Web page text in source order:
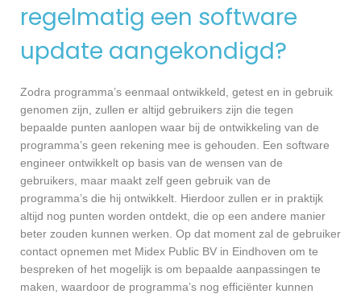
regelmatig een software
update aangekondigd?
Zodra programma’s eenmaal ontwikkeld, getest en in gebruik
genomen zijn, zullen er altijd gebruikers zijn die tegen
bepaalde punten aanlopen waar bij de ontwikkeling van de
programma’s geen rekening mee is gehouden. Een software
engineer ontwikkelt op basis van de wensen van de
gebruikers, maar maakt zelf geen gebruik van de
programma’s die hij ontwikkelt. Hierdoor zullen er in praktijk
altijd nog punten worden ontdekt, die op een andere manier
beter zouden kunnen werken. Op dat moment zal de gebruiker
contact opnemen met Midex Public BV in Eindhoven om te
bespreken of het mogelijk is om bepaalde aanpassingen te
maken, waardoor de programma’s nog efficiënter kunnen